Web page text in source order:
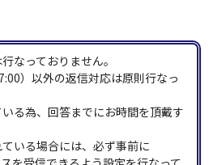
なっておりません。
）以外の返信対応は原則行なっ
る為、回答までにお時間を頂戴す
いる場合には、必ず事前に